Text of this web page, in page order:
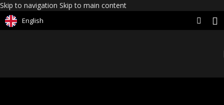
Skip to navigation Skip to main content
English